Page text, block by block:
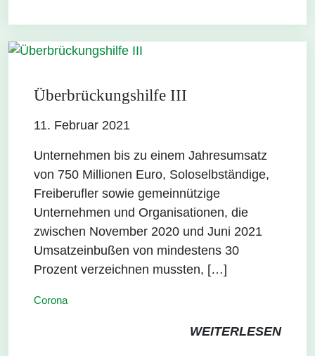
Überbrückungshilfe III
11. Februar 2021
Unternehmen bis zu einem Jahresumsatz
von 750 Millionen Euro, Soloselbständige,
Freiberufler sowie gemeinnützige
Unternehmen und Organisationen, die
zwischen November 2020 und Juni 2021
Umsatzeinbußen von mindestens 30
Prozent verzeichnen mussten, […]
Corona
WEITERLESEN